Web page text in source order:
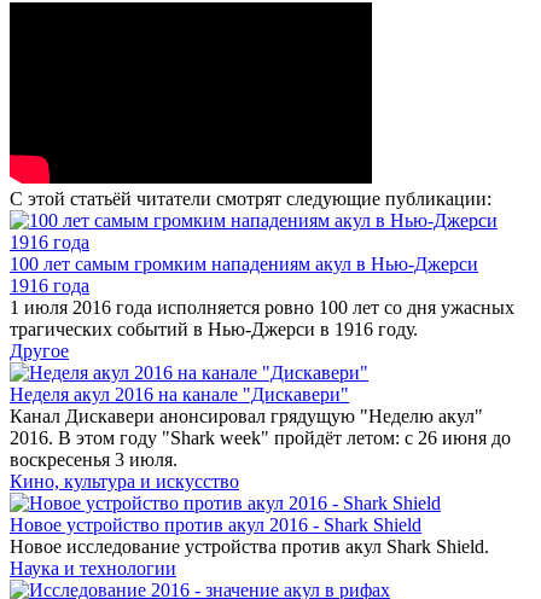
С этой статьёй читатели смотрят следующие публикации:
100 лет самым громким нападениям акул в Нью-Джерси
1916 года
1 июля 2016 года исполняется ровно 100 лет со дня ужасных
трагических событий в Нью-Джерси в 1916 году.
Другое
Неделя акул 2016 на канале "Дискавери"
Канал Дискавери анонсировал грядущую "Неделю акул"
2016. В этом году "Shark week" пройдёт летом: с 26 июня до
воскресенья 3 июля.
Кино, культура и искусство
Новое устройство против акул 2016 - Shark Shield
Новое исследование устройства против акул Shark Shield.
Наука и технологии